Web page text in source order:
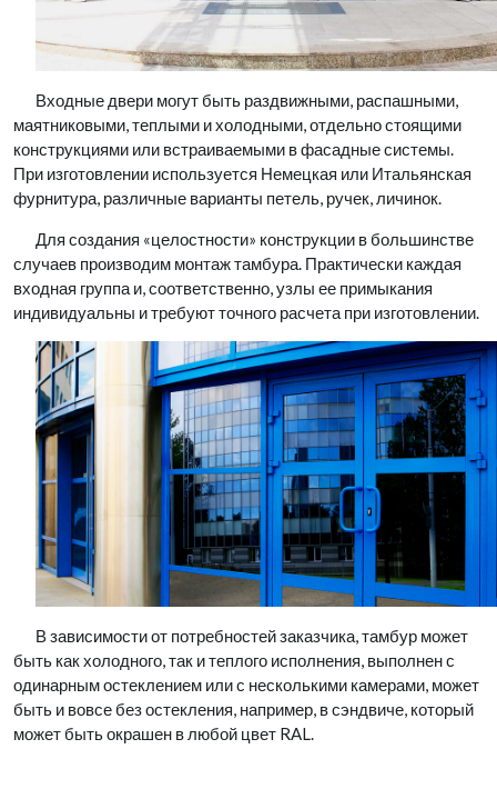
Входные двери могут быть раздвижными, распашными,
маятниковыми, теплыми и холодными, отдельно стоящими
конструкциями или встраиваемыми в фасадные системы.
При изготовлении используется Немецкая или Итальянская
фурнитура, различные варианты петель, ручек, личинок.
Для создания «целостности» конструкции в большинстве
случаев производим монтаж тамбура. Практически каждая
входная группа и, соответственно, узлы ее примыкания
индивидуальны и требуют точного расчета при изготовлении.
В зависимости от потребностей заказчика, тамбур может
быть как холодного, так и теплого исполнения, выполнен с
одинарным остеклением или с несколькими камерами, может
быть и вовсе без остекления, например, в сэндвиче, который
может быть окрашен в любой цвет RAL.